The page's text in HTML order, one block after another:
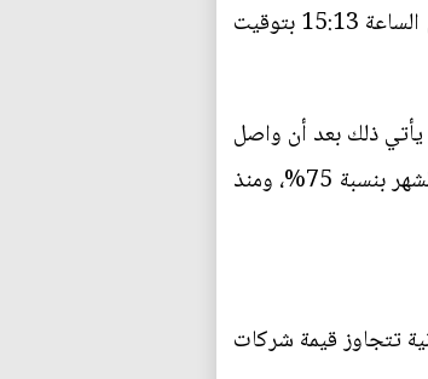
العالم عاودت التراجع دون هذا المستوى، وأظهرت بيانات موقع "CoinDesik" أن سعر عملة "البيتكوين" صعد بحلول الساعة 15:13 بتوقيت
إلى أن القيمة السوقية لعملة "البيتكوين" بلغت 180 مليار دولار، يأتي ذلك بعد أن واصل
سعر "البيتكوين" تحطيم أرقامه القياسية متجاوزا 10 آلاف دولار خلال تعاملات أمس للمرة الأولى، مرتفعا منذ بداية الشهر بنسبة 75%، ومنذ
العملة الإلكترونية تتجاوز قيمة شركات